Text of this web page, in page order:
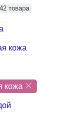
товара
кожа
кожа